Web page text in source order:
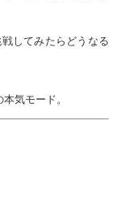
してみたらどうなる
気モード。